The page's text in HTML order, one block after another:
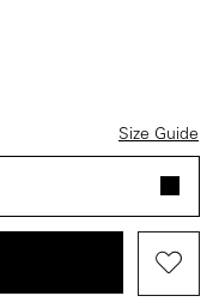
Size Guide